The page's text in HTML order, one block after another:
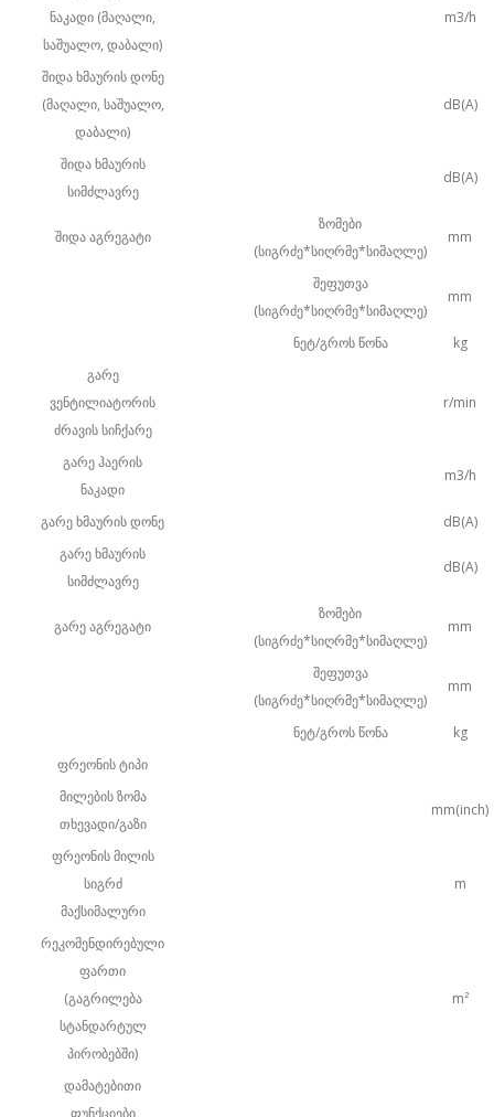
ნაკადი (მაღალი,
საშუალო, დაბალი)
m3/h
შიდა ხმაურის დონე
(მაღალი, საშუალო,
დაბალი)
dB(A)
შიდა ხმაურის
სიმძლავრე
dB(A)
შიდა აგრეგატი
ზომები
(სიგრძე*სიღრმე*სიმაღლე)
mm
შეფუთვა
(სიგრძე*სიღრმე*სიმაღლე)
mm
ნეტ/გროს წონა
kg
გარე
ვენტილიატორის
ძრავის სიჩქარე
r/min
გარე ჰაერის
ნაკადი
m3/h
გარე ხმაურის დონე
dB(A)
გარე ხმაურის
სიმძლავრე
dB(A)
გარე აგრეგატი
ზომები
(სიგრძე*სიღრმე*სიმაღლე)
mm
შეფუთვა
(სიგრძე*სიღრმე*სიმაღლე)
mm
ნეტ/გროს წონა
kg
ფრეონის ტიპი
მილების ზომა
თხევადი/გაზი
mm(inch)
ფრეონის მილის
სიგრძ
მაქსიმალური
m
რეკომენდირებული
ფართი
(გაგრილება
სტანდარტულ
პირობებში)
m²
დამატებითი
ფუნქციები